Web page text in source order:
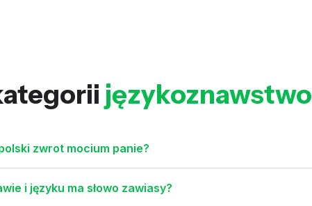
językoznawstwo
zwrot mocium panie?
i języku ma słowo zawiasy?